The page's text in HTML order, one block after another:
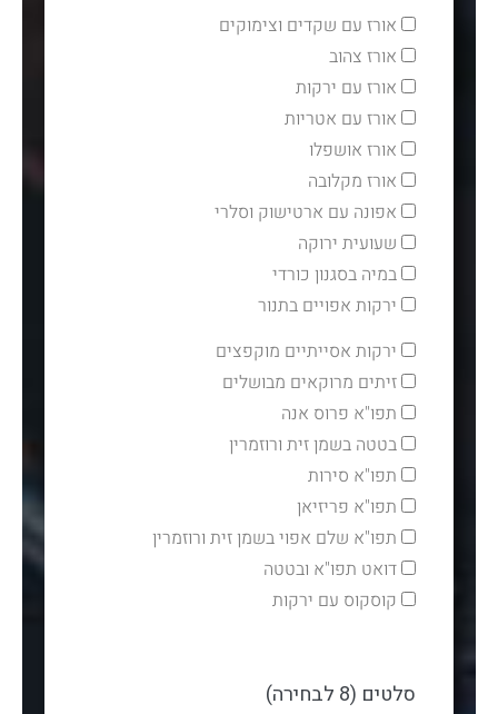
אורז עם שקדים וצימוקים
אורז צהוב
אורז עם ירקות
אורז עם אטריות
אורז אושפלו
אורז מקלובה
אפונה עם ארטישוק וסלרי
שעועית ירוקה
במיה בסגנון כורדי
ירקות אפויים בתנור
ירקות אסייתיים מוקפצים
זיתים מרוקאים מבושלים
תפו"א פרוס אנה
בטטה בשמן זית ורוזמרין
תפו"א סירות
תפו"א פריזיאן
תפו"א שלם אפוי בשמן זית ורוזמרין
דואט תפו"א ובטטה
קוסקוס עם ירקות
סלטים (8 לבחירה)